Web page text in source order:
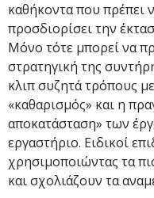
καθήκοντα που πρέπει
προσδιορίσει την
Μόνο τότε μπορεί να
στρατηγική της
κλιπ συζητά τρόπους
«καθαρισμός» και η
αποκατάσταση» των
εργαστήριο. Ειδικοί
χρησιμοποιώντας τα
και σχολιάζουν τα